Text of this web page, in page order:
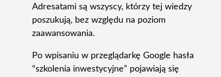
Adresatami są wszyscy, którzy tej wiedzy
poszukują, bez względu na poziom
zaawansowania.
Po wpisaniu w przeglądarkę Google hasła
“szkolenia inwestycyjne” pojawiają się